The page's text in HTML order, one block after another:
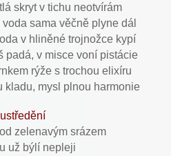
skryt v tichu neotvírám
sama věčně plyne dál
v hliněné trojnožce kypí
padá, v misce voní pistácie
rýže s trochou elixíru
kladu, mysl plnou harmonie
zelenavým srázem
už býlí nepleji